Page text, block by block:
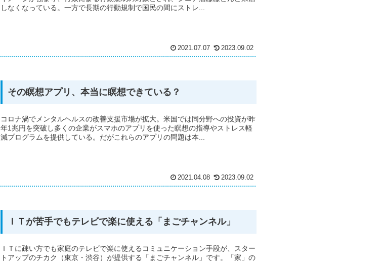
しなくなっている。一方で長期の行動規制で国民の間にストレ...
2021.07.07 2023.09.02
その瞑想アプリ、本当に瞑想できている？
コロナ渦でメンタルヘルスの改善支援市場が拡大。米国では同分野への投資が昨
年1兆円を突破し多くの企業がスマホのアプリを使った瞑想の指導やストレス軽
減プログラムを提供している。だがこれらのアプリの問題は本...
2021.04.08 2023.09.02
ＩＴが苦手でもテレビで楽に使える「まごチャンネル」
ＩＴに疎い方でも家庭のテレビで楽に使えるコミュニケーション手段が、スター
トアップのチカク（東京・渋谷）が提供する「まごチャンネル」です。「家」の